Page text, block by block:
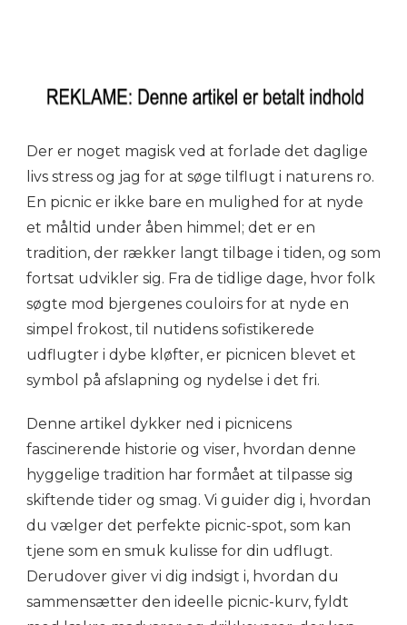
Der er noget magisk ved at forlade det daglige
livs stress og jag for at søge tilflugt i naturens ro.
En picnic er ikke bare en mulighed for at nyde
et måltid under åben himmel; det er en
tradition, der rækker langt tilbage i tiden, og som
fortsat udvikler sig. Fra de tidlige dage, hvor folk
søgte mod bjergenes couloirs for at nyde en
simpel frokost, til nutidens sofistikerede
udflugter i dybe kløfter, er picnicen blevet et
symbol på afslapning og nydelse i det fri.
Denne artikel dykker ned i picnicens
fascinerende historie og viser, hvordan denne
hyggelige tradition har formået at tilpasse sig
skiftende tider og smag. Vi guider dig i, hvordan
du vælger det perfekte picnic-spot, som kan
tjene som en smuk kulisse for din udflugt.
Derudover giver vi dig indsigt i, hvordan du
sammensætter den ideelle picnic-kurv, fyldt